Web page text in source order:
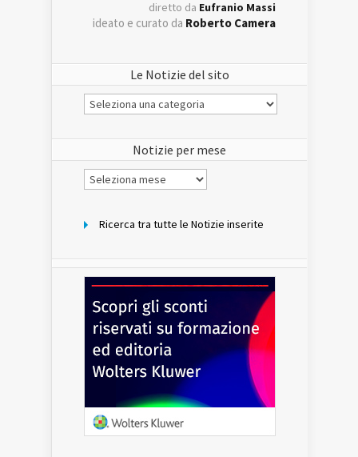
diretto da Eufranio Massi
ideato e curato da Roberto Camera
Le Notizie del sito
Le
Notizie
Notizie per mese
Notizie
per
Ricerca tra tutte le Notizie inserite